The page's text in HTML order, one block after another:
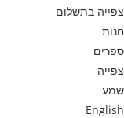
צפייה בתשלום
חנות
ספרים
צפייה
שמע
English